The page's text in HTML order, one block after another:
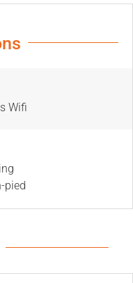
Wifi
pied